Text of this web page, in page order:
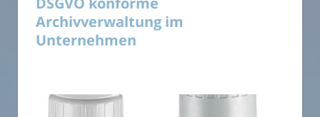
Archivverwaltung im
Unternehmen